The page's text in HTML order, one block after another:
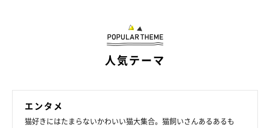
人気テーマ
エンタメ
猫好きにはたまらないかわいい猫大集合。猫飼いさんあるあるも